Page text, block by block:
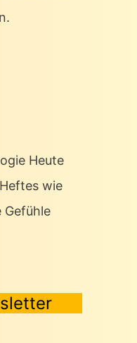
Heute
wie